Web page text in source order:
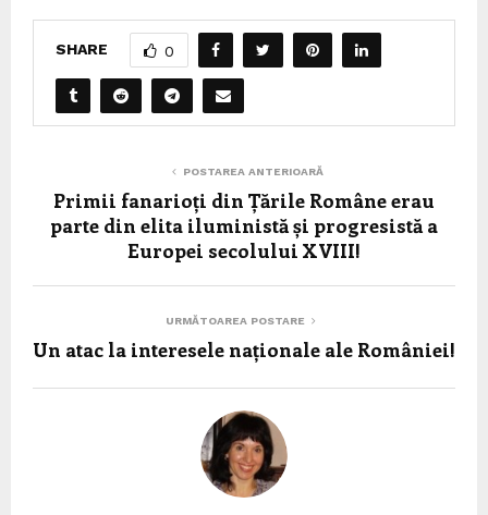
SHARE 0
POSTAREA ANTERIOARĂ
Primii fanarioți din Țările Române erau
parte din elita iluministă și progresistă a
Europei secolului XVIII!
URMĂTOAREA POSTARE
Un atac la interesele naționale ale României!